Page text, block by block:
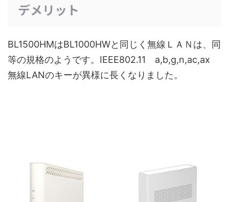
デメリット
BL1500HMはBL1000HWと同じく無線ＬＡＮは、同
等の規格のようです。IEEE802.11 a,b,g,n,ac,ax
無線LANのキーが異様に長くなりました。